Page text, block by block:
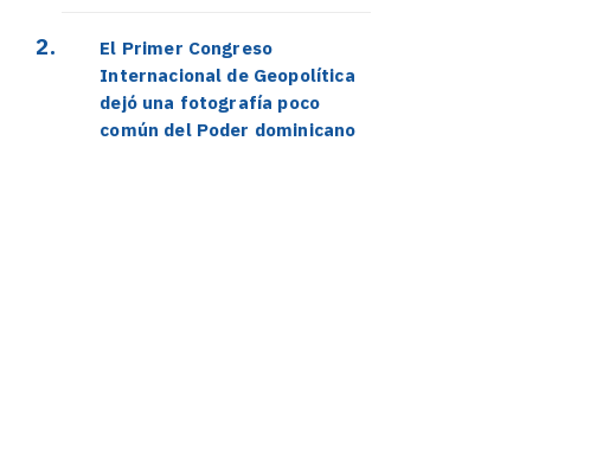
El Primer Congreso
Internacional de Geopolítica
dejó una fotografía poco
común del Poder dominicano